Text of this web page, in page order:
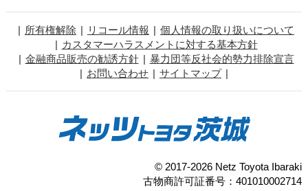
所有権解除 リコール情報
個人情報の取り扱いについて
カスタマーハラスメントに対する基本方針
金融商品販売の勧誘方針
暴力団等反社会的勢力排除宣言
お問い合わせ
サイトマップ
© 2017-2026 Netz Toyota Ibaraki
古物商許可証番号：401010002714